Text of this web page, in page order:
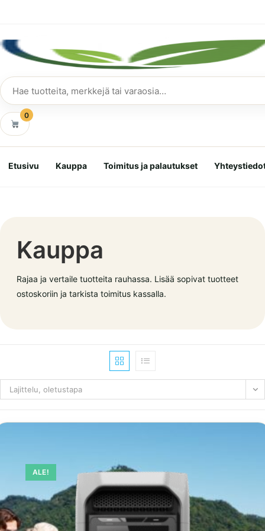
Hae
tuotteita
0
Etusivu Kauppa Toimitus ja palautukset
Kauppa
Rajaa ja vertaile tuotteita rauhassa. Lisää sopivat tuotteet
ostoskoriin ja tarkista toimitus kassalla.
Lajittelu, oletustapa
ALE!